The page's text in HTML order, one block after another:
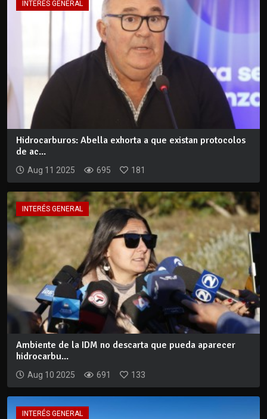
INTERÉS GENERAL
Hidrocarburos: Abella exhorta a que existan protocolos
de ac...
Aug 11 2025 695 181
INTERÉS GENERAL
Ambiente de la IDM no descarta que pueda aparecer
hidrocarbu...
Aug 10 2025 691 133
INTERÉS GENERAL